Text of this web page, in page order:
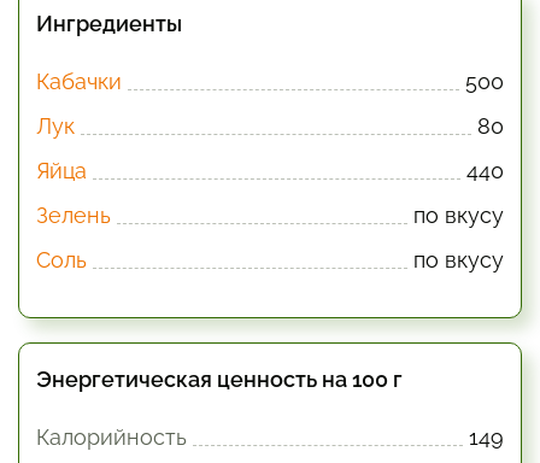
Ингредиенты
Кабачки
500
Лук
80
Яйца
440
Зелень
по вкусу
Соль
по вкусу
Энергетическая ценность на 100 г
Калорийность
149